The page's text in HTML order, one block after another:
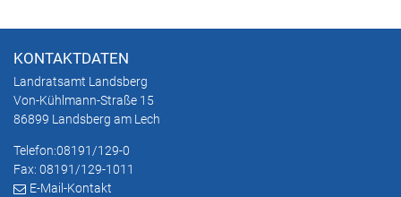
KONTAKTDATEN
Landratsamt Landsberg
Von-Kühlmann-Straße 15
86899 Landsberg am Lech
Telefon:08191/129-0
Fax: 08191/129-1011
E-Mail-Kontakt